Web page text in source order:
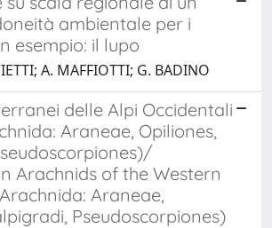
ambientale per i
esempio: il lupo
A. MAFFIOTTI; G. BADINO
delle Alpi Occidentali
Araneae, Opiliones,
Arachnids of the Western
Araneae,
Pseudoscorpiones)